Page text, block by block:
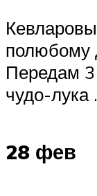
полюбому
Передам
чудо-лука .
28 фев